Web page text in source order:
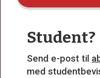
Student?
Send e-post til
med